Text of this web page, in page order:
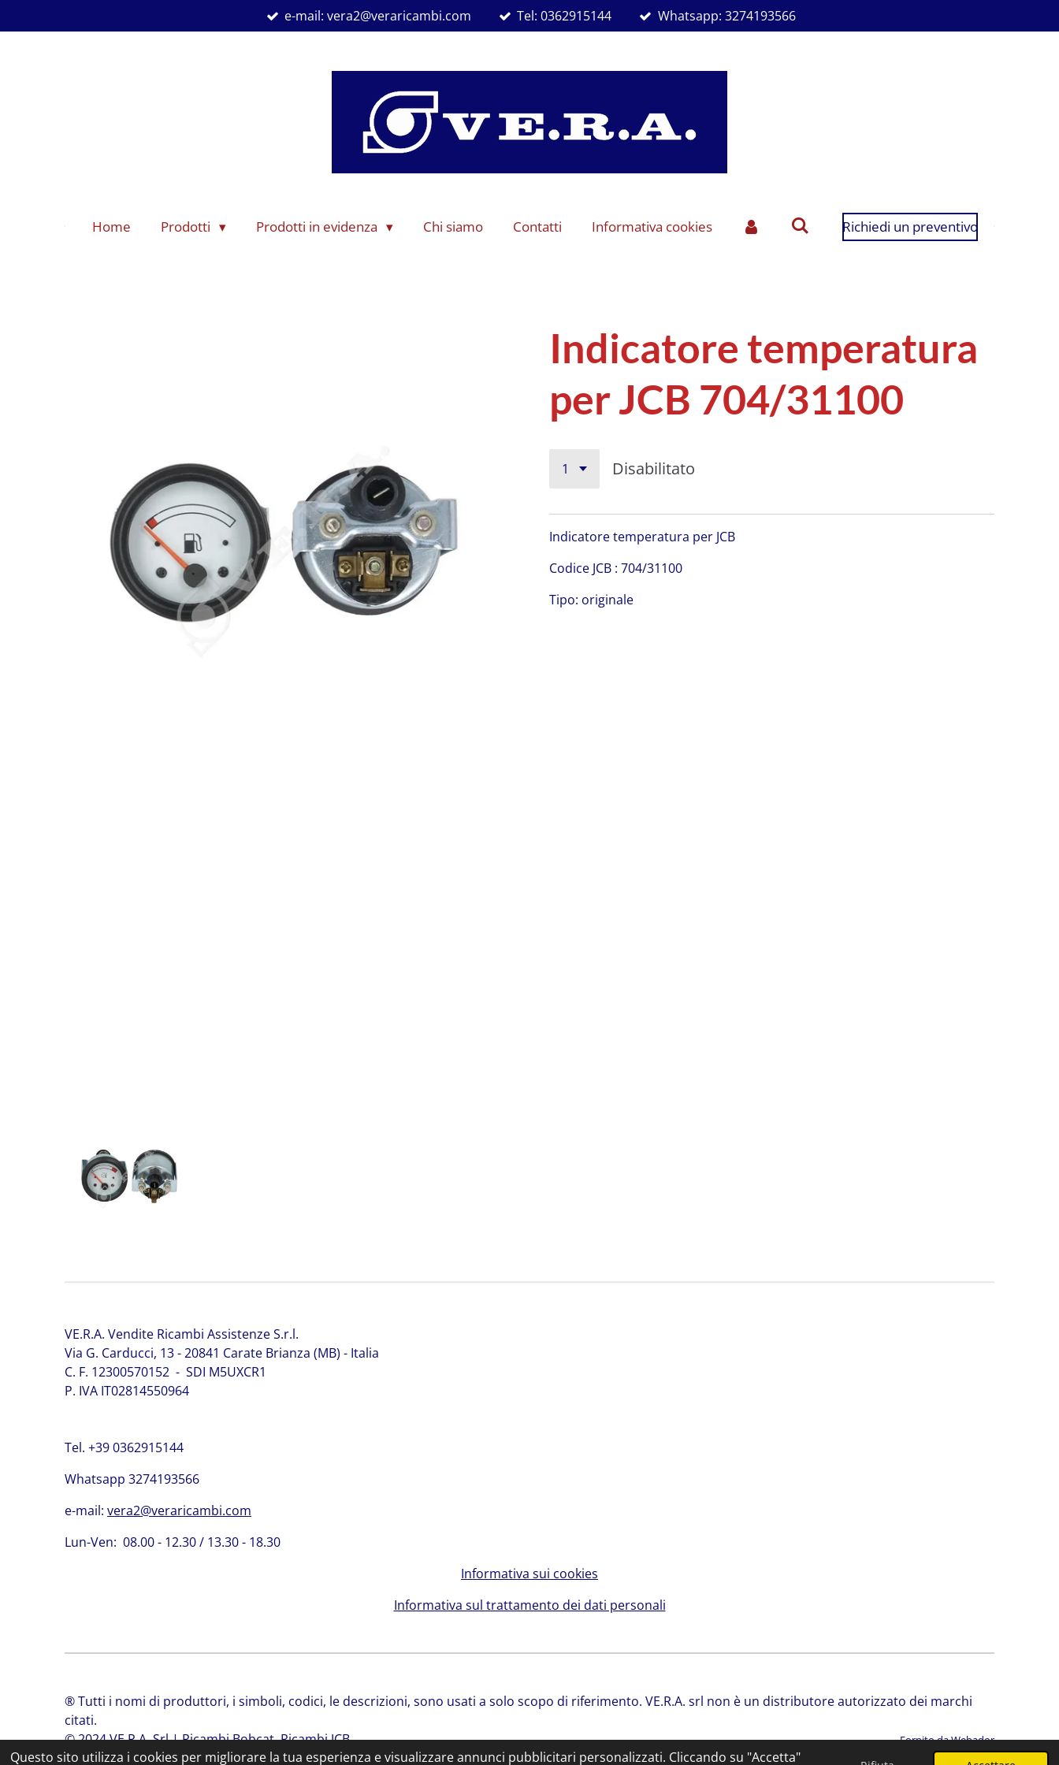
Questo sito utilizza i cookies per migliorare la tua esperienza e visualizzare annunci pubblicitari personalizzati. Cliccando su "Accetta"
al
e-mail: vera2@veraricambi.com Tel: 0362915144 Whatsapp: 3274193566
Home Prodotti Prodotti in evidenza Chi siamo Contatti Informativa cookies Richiedi un preventivo
Indicatore temperatura
per JCB 704/31100
Disabilitato
Indicatore temperatura per JCB
Codice JCB : 704/31100
Tipo: originale
VE.R.A. Vendite Ricambi Assistenze S.r.l.
Via G. Carducci, 13 - 20841 Carate Brianza (MB) - Italia
C. F. 12300570152 - SDI M5UXCR1
P. IVA IT02814550964
Tel. +39 0362915144
Whatsapp 3274193566
e-mail: vera2@veraricambi.com
Lun-Ven: 08.00 - 12.30 / 13.30 - 18.30
Informativa sui cookies
Informativa sul trattamento dei dati personali
® Tutti i nomi di produttori, i simboli, codici, le descrizioni, sono usati a solo scopo di riferimento. VE.R.A. srl non è un distributore autorizzato dei marchi
citati.
© 2024 VE.R.A. Srl | Ricambi Bobcat, Ricambi JCB
Fornito daWebador